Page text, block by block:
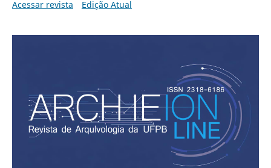
Acessar revista
Edição Atual